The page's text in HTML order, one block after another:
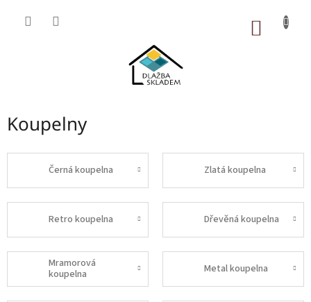
Koupelny
Černá koupelna Zlatá koupelna
Retro koupelna Dřevěná koupelna
Mramorová
koupelna
Metal koupelna